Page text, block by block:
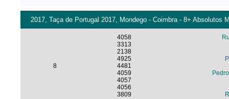
2017, Taça de Portugal 2017, Mondego - Coimbra - 8+ Absolutos
8
4058
3313
2138
4925
4481
4059
4057
4056
3809